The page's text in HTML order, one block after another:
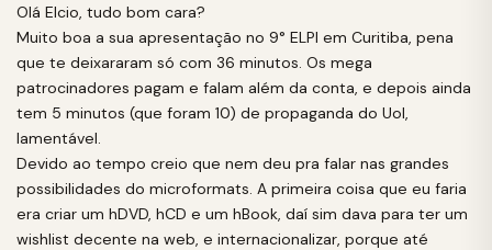
Olá Elcio, tudo bom cara?
Muito boa a sua apresentação no 9° ELPI em Curitiba, pena
que te deixararam só com 36 minutos. Os mega
patrocinadores pagam e falam além da conta, e depois ainda
tem 5 minutos (que foram 10) de propaganda do Uol,
lamentável.
Devido ao tempo creio que nem deu pra falar nas grandes
possibilidades do microformats. A primeira coisa que eu faria
era criar um hDVD, hCD e um hBook, daí sim dava para ter um
wishlist decente na web, e internacionalizar, porque até